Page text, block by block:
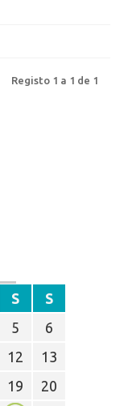
Registo 1 a 1 de 1
S
S
5
6
12
13
19
20